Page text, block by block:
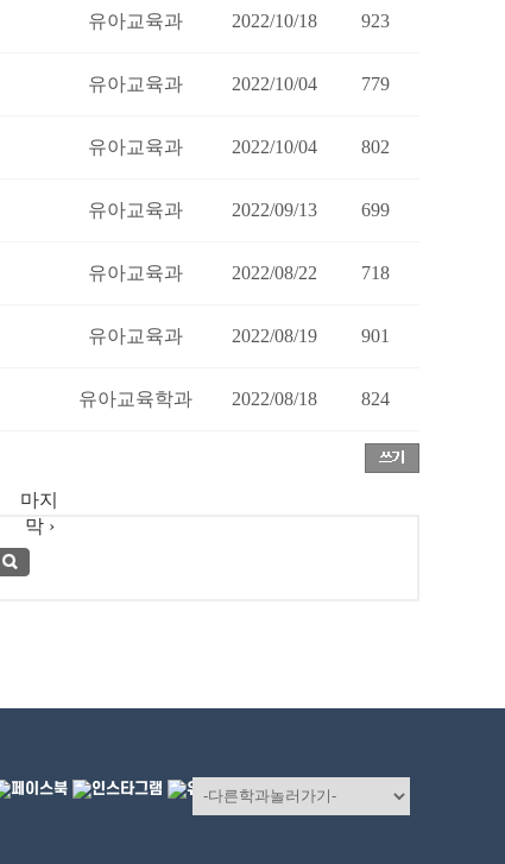
유아교육과 2022/10/18 923
유아교육과 2022/10/04 779
유아교육과 2022/10/04 802
유아교육과 2022/09/13 699
유아교육과 2022/08/22 718
유아교육과 2022/08/19 901
유아교육학과 2022/08/18 824
마지
막 ›